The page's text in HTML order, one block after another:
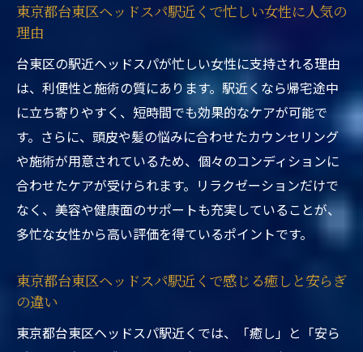
東京都台東区ヘッドスパ駅近くで忙しい女性に人気の
理由
台東区の駅近ヘッドスパが忙しい女性に支持される理由
は、利便性と施術の質にあります。駅近くなら帰宅途中
に立ち寄りやすく、短時間でも効果的なケアが可能で
す。さらに、頭皮や髪の悩みに合わせたカウンセリング
や施術が用意されているため、個々のコンディションに
合わせたケアが受けられます。リラクゼーションだけで
なく、美容や健康面のサポートも充実していることが、
多忙な女性から高い評価を得ているポイントです。
東京都台東区ヘッドスパ駅近くで感じる癒しと安らぎ
の違い
東京都台東区ヘッドスパ駅近くでは、「癒し」と「安ら